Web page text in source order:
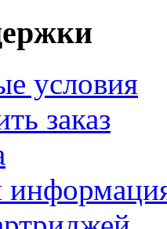
условия
заказ